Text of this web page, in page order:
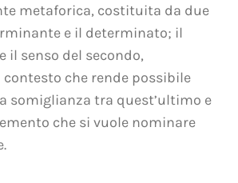
metaforica, costituita da due
e il determinato; il
il senso del secondo,
che rende possibile
somiglianza tra quest’ultimo e
che si vuole nominare